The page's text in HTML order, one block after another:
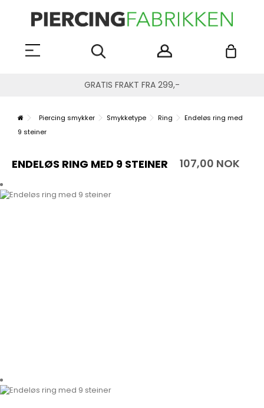
GRATIS FRAKT FRA 299,-
Piercing smykker Smykketype Ring
Endeløs ring med
9 steiner
ENDELØS RING MED 9 STEINER 107,00 NOK